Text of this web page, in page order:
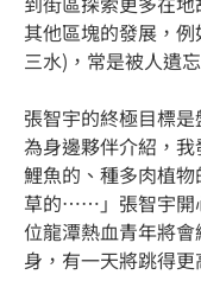
其他區塊的發展，
三水)，常是被人遺
張智宇的終極目標
為身邊夥伴介紹，
鯉魚的、種多肉植
草的……」張智宇開
位龍潭熱血青年將
身，有一天將跳得